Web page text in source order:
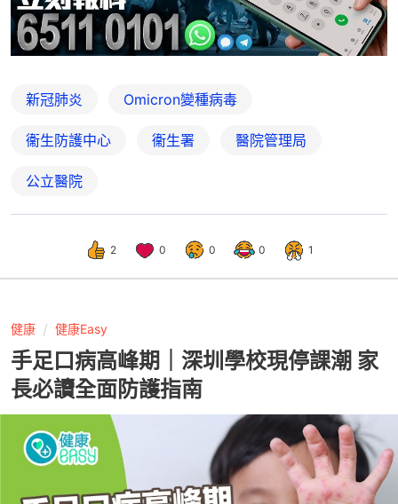
新冠肺炎 Omicron變種病毒
衞生防護中心 衞生署 醫院管理局
公立醫院
2 0 0 0 1
健康 健康Easy
手足口病高峰期｜深圳學校現停課潮 家
長必讀全面防護指南